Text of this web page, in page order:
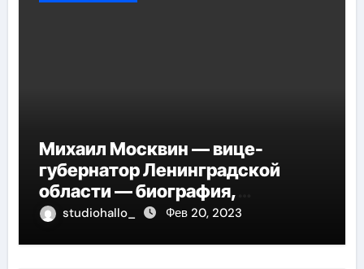
Михаил Москвин — вице-
губернатор Ленинградской
области — биография,
достижения и вклад в развитие
studiohallo_ Фев 20, 2023